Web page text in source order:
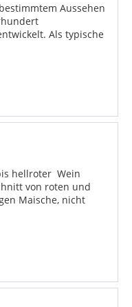
Aussehen
Als typische
hellroter Wein
von roten und
Maische, nicht